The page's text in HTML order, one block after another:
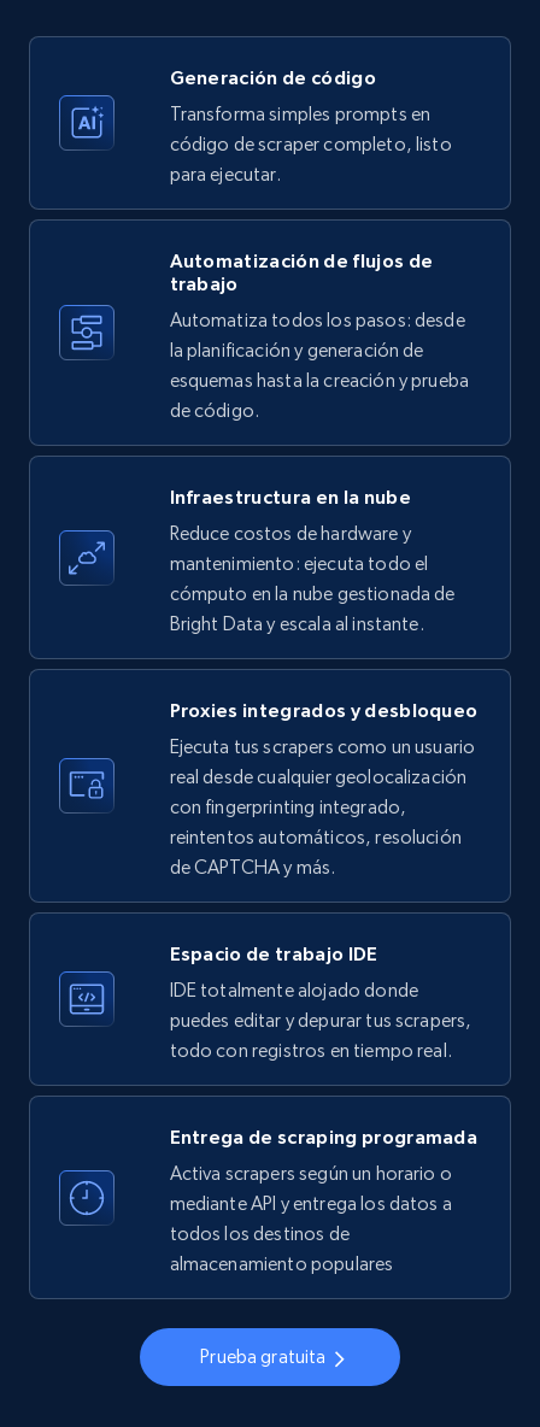
Amazon products - Collects products by
specific keywords
Title, Seller name, Brand, Description, Initial
35.3K+ 5.7K+ Prueba gratuita
Amazon products - find products by using
Title, Seller name, Brand, Description, Initial
price, Currency, Availability, Reviews count, and
more.
5.7K+ Prueba gratuita
LinkedIn company information
ID, Name, Country code, Locations, Followers,
Employees in linkedin, About, Specialties, and
33.6K+ 3.5K+ Prueba gratuita
Instagram - Profiles
Account, Fbid, ID, Followers, Posts count, Is
business account, Is professional account, Is
22.4K+ 3.5K+ Prueba gratuita
Instagram - Profiles - Collect profile
information by user name
Account, Fbid, ID, Followers, Posts count, Is
business account, Is professional account, Is
Generación de código
Transforma simples prompts en
código de scraper completo, listo
para ejecutar.
Automatización de flujos de
trabajo
Automatiza todos los pasos: desde
la planificación y generación de
esquemas hasta la creación y prueba
de código.
Infraestructura en la nube
Reduce costos de hardware y
mantenimiento: ejecuta todo el
cómputo en la nube gestionada de
Bright Data y escala al instante.
Proxies integrados y desbloqueo
Ejecuta tus scrapers como un usuario
real desde cualquier geolocalización
con fingerprinting integrado,
reintentos automáticos, resolución
de CAPTCHA y más.
Espacio de trabajo IDE
IDE totalmente alojado donde
puedes editar y depurar tus scrapers,
todo con registros en tiempo real.
Entrega de scraping programada
Activa scrapers según un horario o
mediante API y entrega los datos a
todos los destinos de
almacenamiento populares
Prueba gratuita